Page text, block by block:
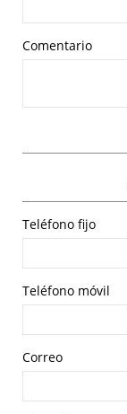
Comentario
Teléfono fijo
Teléfono móvil
Correo